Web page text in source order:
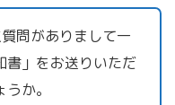
問がありまして一
書」をお送りいただ
か。